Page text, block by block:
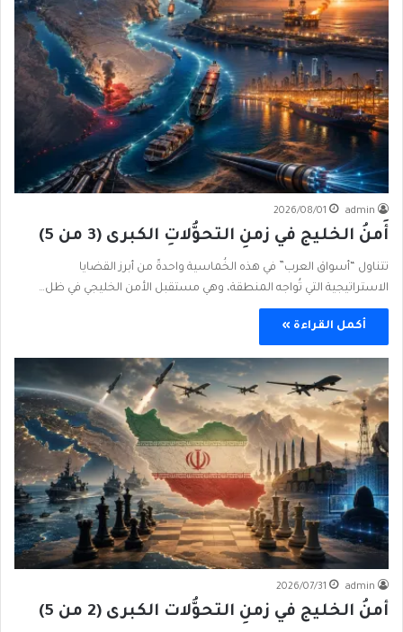
admin
2026/08/01
أَمنُ الخليج في زمنِ التحوُّلاتِ الكبرى (3 من 5)
تتناول “أسواق العرب” في هذه الخُماسية واحدةً من أبرز القضايا
الاستراتيجية التي تُواجه المنطقة، وهي مستقبل الأمن الخليجي في ظل…
أكمل القراءة »
admin
2026/07/31
أمنُ الخليج في زمنِ التحوُّلات الكبرى (2 من 5)